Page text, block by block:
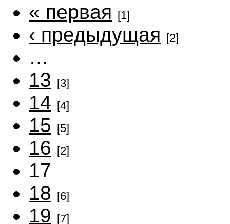
« первая [1]
‹ предыдущая [2]
…
13 [3]
14 [4]
15 [5]
16 [2]
17
18 [6]
19 [7]